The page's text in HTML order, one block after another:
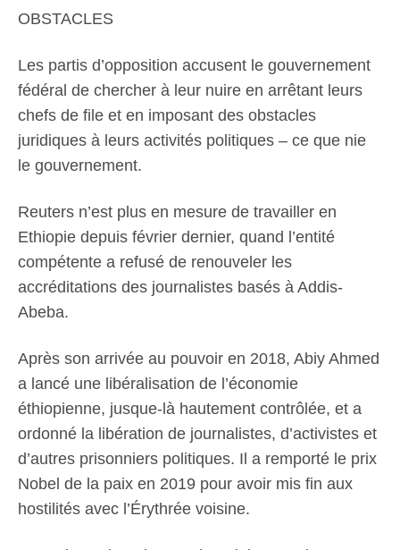
OBSTACLES
Les partis d’opposition accusent le gouvernement
fédéral de chercher à leur nuire en arrêtant leurs
chefs de file et en imposant des obstacles
juridiques à leurs activités politiques – ce que nie
le gouvernement.
Reuters n’est plus en mesure de travailler en
Ethiopie depuis février dernier, quand l’entité
compétente a refusé de renouveler les
accréditations des journalistes basés à Addis-
Abeba.
Après son arrivée au pouvoir en 2018, Abiy Ahmed
a lancé une libéralisation de l’économie
éthiopienne, jusque-là hautement contrôlée, et a
ordonné la libération de journalistes, d’activistes et
d’autres prisonniers politiques. Il a remporté le prix
Nobel de la paix en 2019 pour avoir mis fin aux
hostilités avec l’Érythrée voisine.